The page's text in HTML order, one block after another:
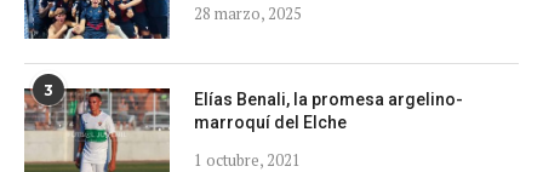
28 marzo, 2025
3
Elías Benali, la promesa argelino-
marroquí del Elche
1 octubre, 2021